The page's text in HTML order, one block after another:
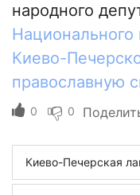
народного
Национального
Киево-
православную
0 0
Киево-Печерская